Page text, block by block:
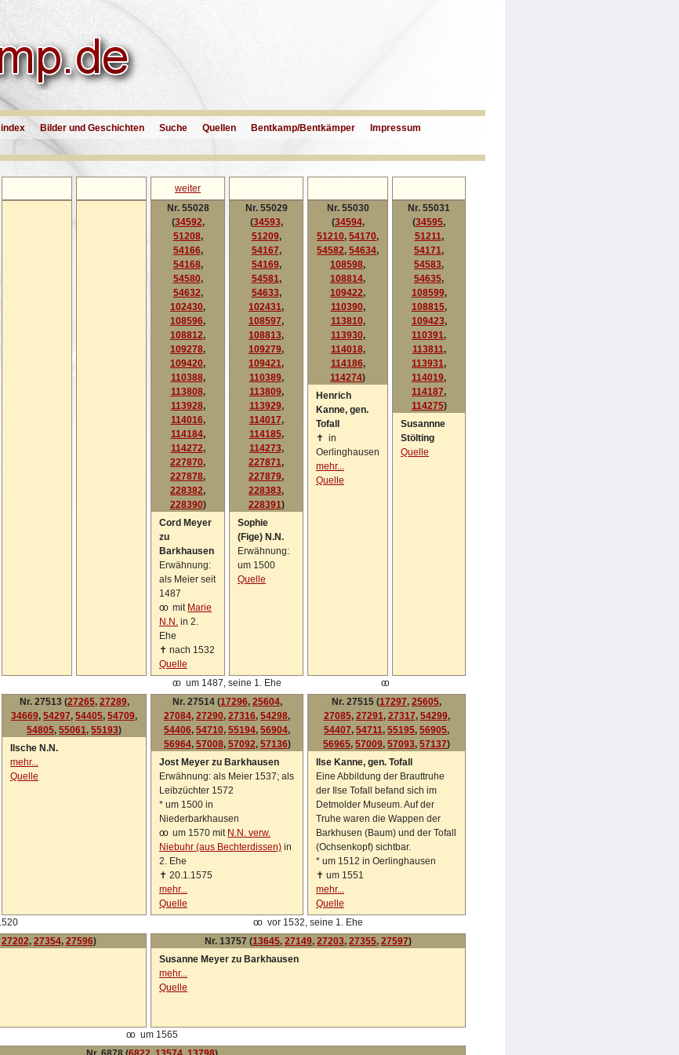
Bilder und Geschichten Suche Quellen Bentkamp/Bentkämper Impressum
weiter
Nr. 55028
(34592,
51208,
54166,
54168,
54580,
54632,
102430,
108596,
108812,
109278,
109420,
110388,
113808,
113928,
114016,
114184,
114272,
227870,
227878,
228382,
228390)
Cord Meyer
zu
Barkhausen
Erwähnung:
als Meier seit
1487
oo mit Marie
N.N. in 2.
Ehe
✝ nach 1532
Quelle
Nr. 55029
(34593,
51209,
54167,
54169,
54581,
54633,
102431,
108597,
108813,
109279,
109421,
110389,
113809,
113929,
114017,
114185,
114273,
227871,
227879,
228383,
228391)
Sophie
(Fige) N.N.
Erwähnung:
um 1500
Quelle
Nr. 55030
(34594,
51210, 54170,
54582, 54634,
108598,
108814,
109422,
110390,
113810,
113930,
114018,
114186,
114274)
Henrich
Kanne, gen.
Tofall
✝ in
Oerlinghausen
mehr...
Quelle
Nr. 55031
(34595,
51211,
54171,
54583,
54635,
108599,
108815,
109423,
110391,
113811,
113931,
114019,
114187,
114275)
Susannne
Stölting
Quelle
oo um 1487, seine 1. Ehe
oo
Nr. 27513 (27265, 27289,
34669, 54297, 54405, 54709,
54805, 55061, 55193)
Ilsche N.N.
mehr...
Quelle
Nr. 27514 (17296, 25604,
27084, 27290, 27316, 54298,
54406, 54710, 55194, 56904,
56964, 57008, 57092, 57136)
Jost Meyer zu Barkhausen
Erwähnung: als Meier 1537; als
Leibzüchter 1572
* um 1500 in
Niederbarkhausen
oo um 1570 mit N.N. verw.
Niebuhr (aus Bechterdissen) in
2. Ehe
✝ 20.1.1575
mehr...
Quelle
Nr. 27515 (17297, 25605,
27085, 27291, 27317, 54299,
54407, 54711, 55195, 56905,
56965, 57009, 57093, 57137)
Ilse Kanne, gen. Tofall
Eine Abbildung der Brauttruhe
der Ilse Tofall befand sich im
Detmolder Museum. Auf der
Truhe waren die Wappen der
Barkhusen (Baum) und der Tofall
(Ochsenkopf) sichtbar.
* um 1512 in Oerlinghausen
✝ um 1551
mehr...
Quelle
oo
vor 1532, seine 1. Ehe
27202, 27354, 27596)
Nr. 13757 (13645, 27149, 27203, 27355, 27597)
Susanne Meyer zu Barkhausen
mehr...
Quelle
oo
um 1565